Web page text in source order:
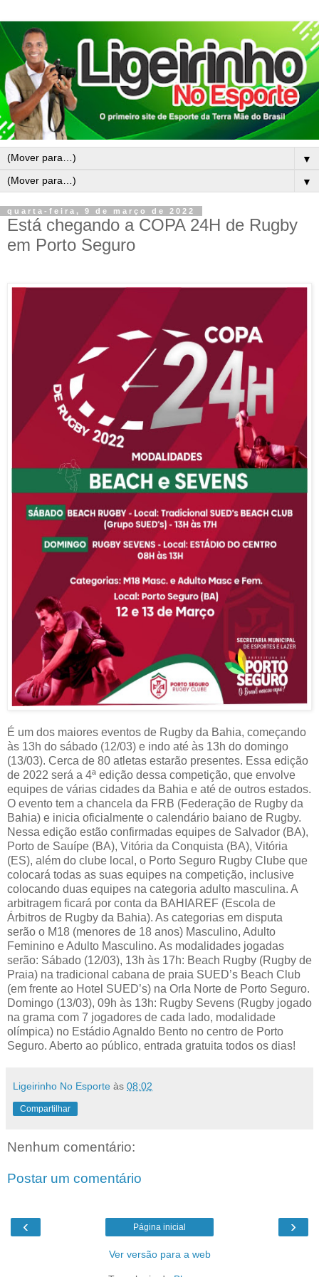
▼
▼
quarta-feira, 9 de março de 2022
Está chegando a COPA 24H de Rugby
em Porto Seguro
É um dos maiores eventos de Rugby da Bahia, começando
às 13h do sábado (12/03) e indo até às 13h do domingo
(13/03). Cerca de 80 atletas estarão presentes. Essa edição
de 2022 será a 4ª edição dessa competição, que envolve
equipes de várias cidades da Bahia e até de outros estados.
O evento tem a chancela da FRB (Federação de Rugby da
Bahia) e inicia oficialmente o calendário baiano de Rugby.
Nessa edição estão confirmadas equipes de Salvador (BA),
Porto de Sauípe (BA), Vitória da Conquista (BA), Vitória
(ES), além do clube local, o Porto Seguro Rugby Clube que
colocará todas as suas equipes na competição, inclusive
colocando duas equipes na categoria adulto masculina. A
arbitragem ficará por conta da BAHIAREF (Escola de
Árbitros de Rugby da Bahia). As categorias em disputa
serão o M18 (menores de 18 anos) Masculino, Adulto
Feminino e Adulto Masculino. As modalidades jogadas
serão: Sábado (12/03), 13h às 17h: Beach Rugby (Rugby de
Praia) na tradicional cabana de praia SUED’s Beach Club
(em frente ao Hotel SUED’s) na Orla Norte de Porto Seguro.
Domingo (13/03), 09h às 13h: Rugby Sevens (Rugby jogado
na grama com 7 jogadores de cada lado, modalidade
olímpica) no Estádio Agnaldo Bento no centro de Porto
Seguro. Aberto ao público, entrada gratuita todos os dias!
Ligeirinho No Esporte às 08:02
Compartilhar
Nenhum comentário:
Postar um comentário
‹ ›
Página inicial
Ver versão para a web